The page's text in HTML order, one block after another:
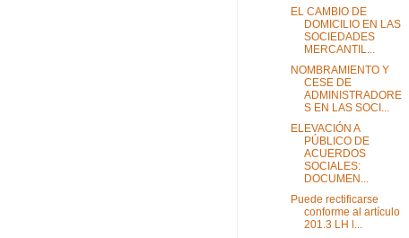
EL CAMBIO DE
DOMICILIO EN LAS
SOCIEDADES
MERCANTIL...
NOMBRAMIENTO Y
CESE DE
ADMINISTRADORE
S EN LAS SOCI...
ELEVACIÓN A
PÚBLICO DE
ACUERDOS
SOCIALES:
DOCUMEN...
Puede rectificarse
conforme al artículo
201.3 LH l...